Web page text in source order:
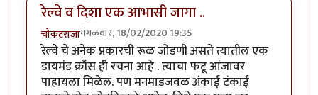
रेल्वे व दिशा एक आभासी जागा ..
चौकटराजामंगळवार, 18/02/2020 19:35
रेल्वे चे अनेक प्रकारची रूळ जोडणी असते त्यातील एक
डायमंड क्रॉस ही रचना आहे . त्याचा फटू आंजावर
पाहायला मिळेल. पण मनमाडजवळ अंकाई टंकाई